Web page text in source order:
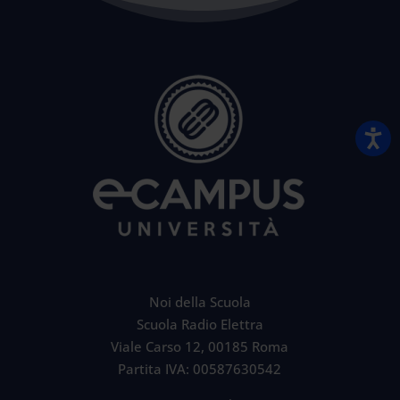
Noi della Scuola
Scuola Radio Elettra
Viale Carso 12, 00185 Roma
Partita IVA: 00587630542